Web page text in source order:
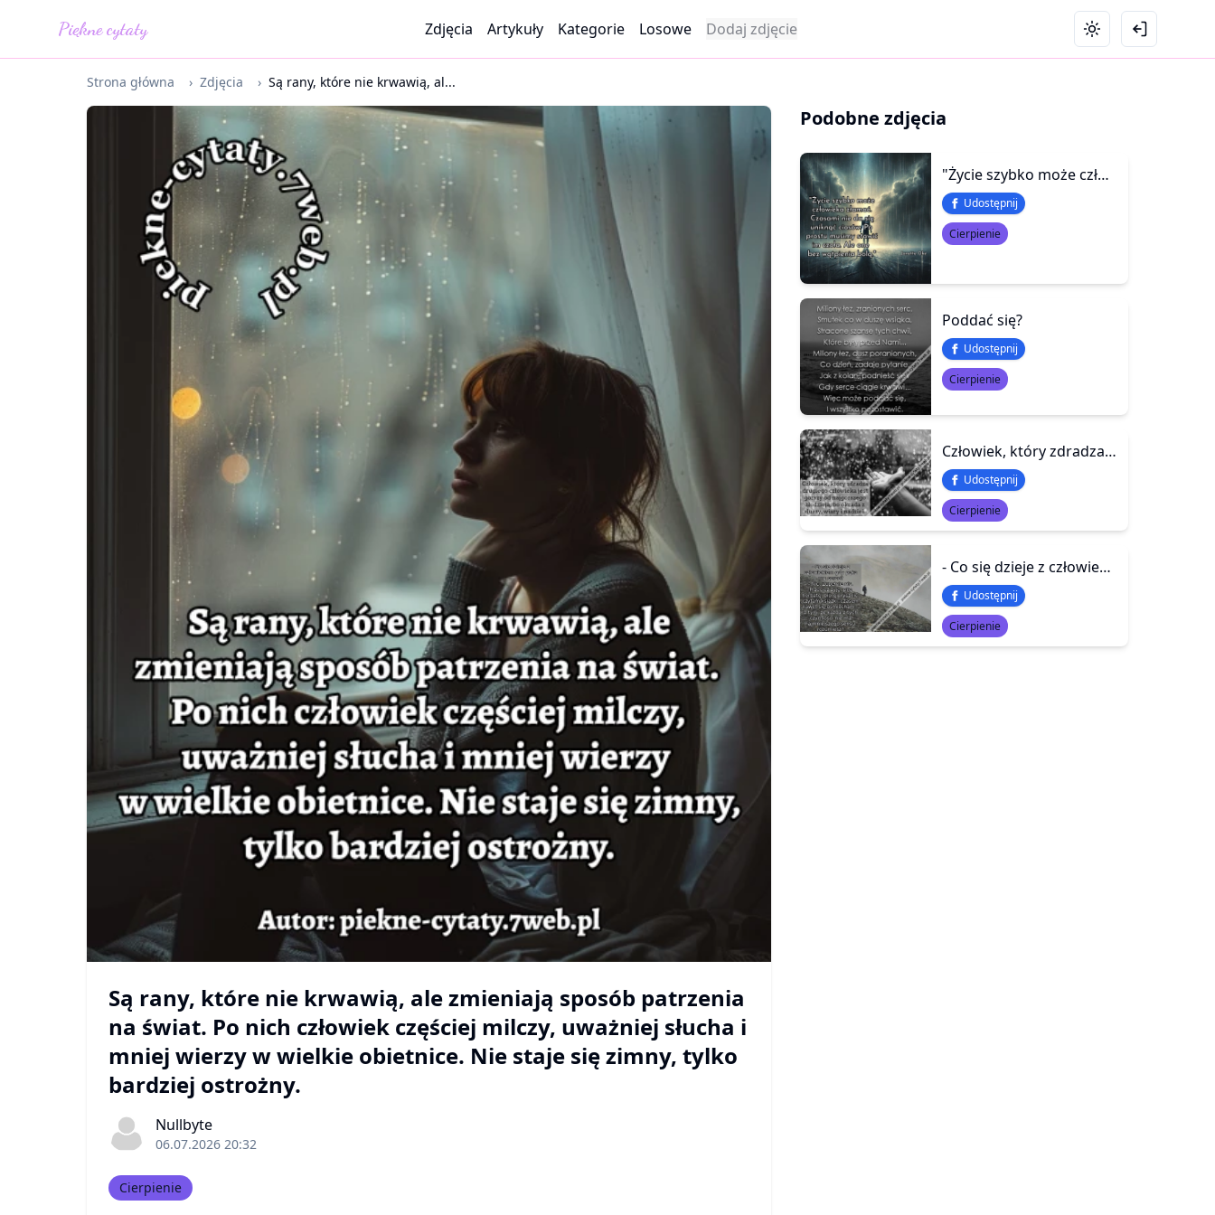
Piękne cytaty Zdjęcia Artykuły Kategorie Losowe Dodaj zdjęcie
Strona główna › Zdjęcia › Są rany, które nie krwawią, al...
Są rany, które nie krwawią, ale zmieniają sposób patrzenia
na świat. Po nich człowiek częściej milczy, uważniej słucha i
mniej wierzy w wielkie obietnice. Nie staje się zimny, tylko
bardziej ostrożny.
Nullbyte
06.07.2026 20:32
Cierpienie
Podobne zdjęcia
"Życie szybko może człowieka złamać. Czasami nie da się uniknąć ciosów. Po prostu musimy stawić im czoła. Ale one bez wątpienia bolą."
Udostępnij
Cierpienie
Poddać się?
Udostępnij
Cierpienie
Człowiek, który zdradza drugiego człowieka jest gorszy od najgorszego złodzieja, bo okrada z duszy, wiary i nadziei.
Udostępnij
Cierpienie
- Co się dzieje z człowiekiem gdy pęka mu serce? - Nic. Zupełnie nic. Przecież żyję, piję herbatę, biorę prysznic, czytam książki, czasem nawet się uśmiecham... z tym, że każda z tych czynności nie ma najmniejszego sensu, rozumiesz? - Tak
Udostępnij
Cierpienie